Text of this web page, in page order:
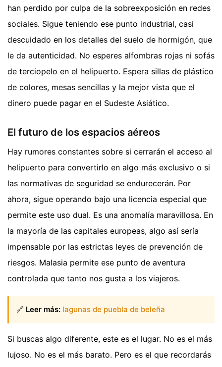
han perdido por culpa de la sobreexposición en redes
sociales. Sigue teniendo ese punto industrial, casi
descuidado en los detalles del suelo de hormigón, que
le da autenticidad. No esperes alfombras rojas ni sofás
de terciopelo en el helipuerto. Espera sillas de plástico
de colores, mesas sencillas y la mejor vista que el
dinero puede pagar en el Sudeste Asiático.
El futuro de los espacios aéreos
Hay rumores constantes sobre si cerrarán el acceso al
helipuerto para convertirlo en algo más exclusivo o si
las normativas de seguridad se endurecerán. Por
ahora, sigue operando bajo una licencia especial que
permite este uso dual. Es una anomalía maravillosa. En
la mayoría de las capitales europeas, algo así sería
impensable por las estrictas leyes de prevención de
riesgos. Malasia permite ese punto de aventura
controlada que tanto nos gusta a los viajeros.
🔗 Leer más: lagunas de puebla de beleña
Si buscas algo diferente, este es el lugar. No es el más
lujoso. No es el más barato. Pero es el que recordarás